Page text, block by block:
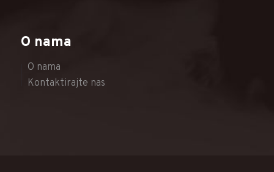
O nama
O nama
Kontaktirajte nas